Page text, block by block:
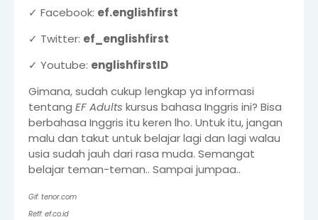
✓ Facebook: ef.englishfirst
✓ Twitter: ef_englishfirst
✓ Youtube: englishfirstID
Gimana, sudah cukup lengkap ya informasi
tentang EF Adults kursus bahasa Inggris ini? Bisa
berbahasa Inggris itu keren lho. Untuk itu, jangan
malu dan takut untuk belajar lagi dan lagi walau
usia sudah jauh dari rasa muda. Semangat
belajar teman-teman.. Sampai jumpaa..
Gif: tenor.com
Reff: ef.co.id